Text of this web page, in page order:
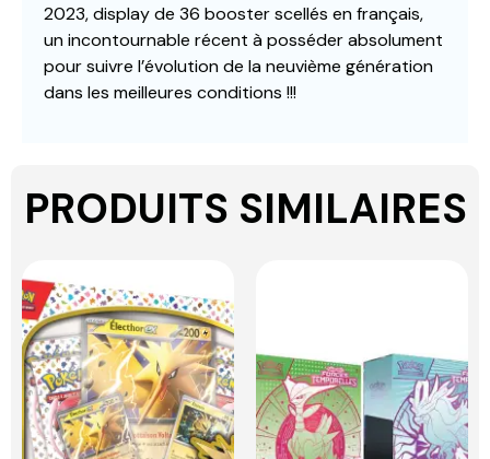
2023, display de 36 booster scellés en français,
un incontournable récent à posséder absolument
pour suivre l’évolution de la neuvième génération
dans les meilleures conditions !!!
PRODUITS SIMILAIRES